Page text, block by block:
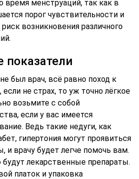
время менструаций, так как в
порог чувствительности и
возникновения различного
был врач, всё равно поход к
не страх, то уж точно лёгкое
возьмите с собой
если у вас имеется
Ведь такие недуги, как
гипертония могут проявиться
и врачу будет легче помочь вам.
будут лекарственные препараты.
платок и упаковка